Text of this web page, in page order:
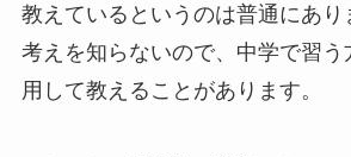
教えているというのは普通にあ
考えを知らないので、中学で習う
用して教えることがあります。